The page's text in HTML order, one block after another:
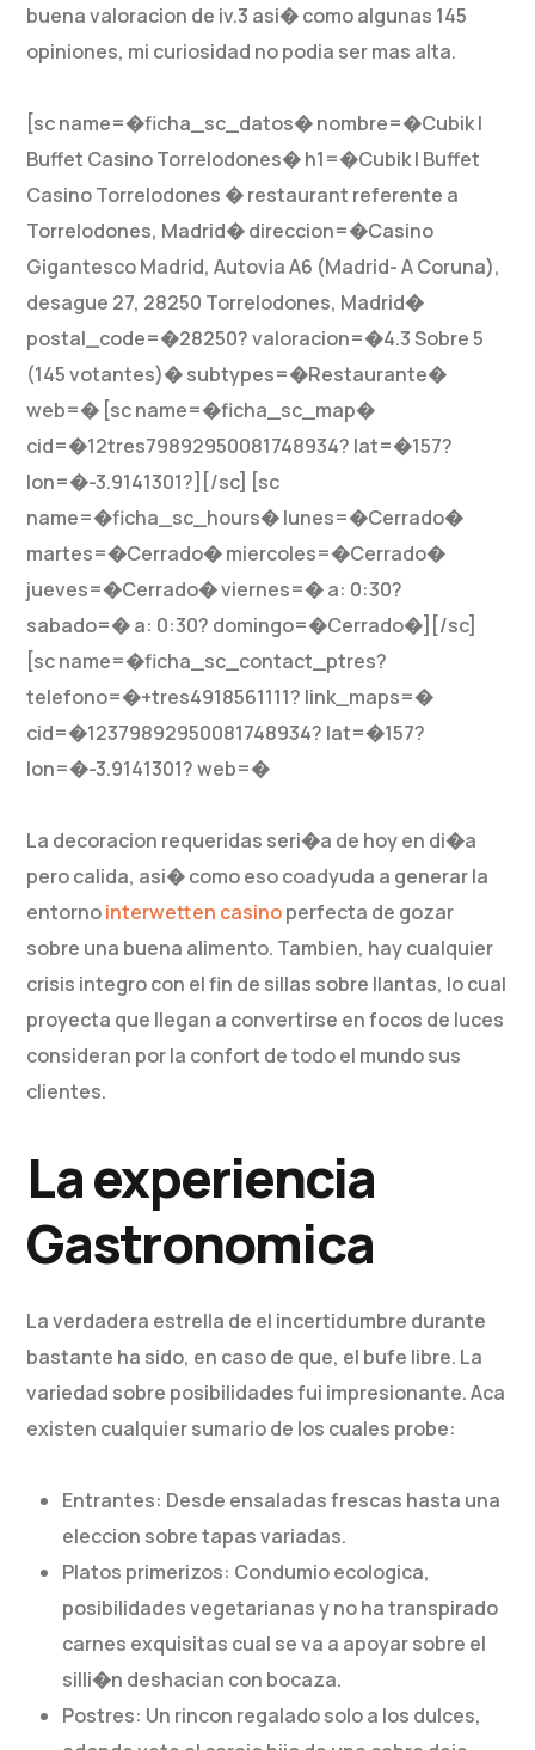
buena valoracion de iv.3 asi� como algunas 145
opiniones, mi curiosidad no podia ser mas alta.
[sc name=�ficha_sc_datos� nombre=�Cubik |
Buffet Casino Torrelodones� h1=�Cubik | Buffet
Casino Torrelodones � restaurant referente a
Torrelodones, Madrid� direccion=�Casino
Gigantesco Madrid, Autovia A6 (Madrid- A Coruna),
desague 27, 28250 Torrelodones, Madrid�
postal_code=�28250? valoracion=�4.3 Sobre 5
(145 votantes)� subtypes=�Restaurante�
web=� [sc name=�ficha_sc_map�
cid=�12tres79892950081748934? lat=�157?
lon=�-3.9141301?][/sc] [sc
name=�ficha_sc_hours� lunes=�Cerrado�
martes=�Cerrado� miercoles=�Cerrado�
jueves=�Cerrado� viernes=� a: 0:30?
sabado=� a: 0:30? domingo=�Cerrado�][/sc]
[sc name=�ficha_sc_contact_ptres?
telefono=�+tres4918561111? link_maps=�
cid=�12379892950081748934? lat=�157?
lon=�-3.9141301? web=�
La decoracion requeridas seri�a de hoy en di�a
pero calida, asi� como eso coadyuda a generar la
entornointerwetten casinoperfecta de gozar
sobre una buena alimento. Tambien, hay cualquier
crisis integro con el fin de sillas sobre llantas, lo cual
proyecta que llegan a convertirse en focos de luces
consideran por la confort de todo el mundo sus
clientes.
La experiencia
Gastronomica
La verdadera estrella de el incertidumbre durante
bastante ha sido, en caso de que, el bufe libre. La
variedad sobre posibilidades fui impresionante. Aca
existen cualquier sumario de los cuales probe:
Entrantes: Desde ensaladas frescas hasta una
eleccion sobre tapas variadas.
Platos primerizos: Condumio ecologica,
posibilidades vegetarianas y no ha transpirado
carnes exquisitas cual se va a apoyar sobre el
silli�n deshacian con bocaza.
Postres: Un rincon regalado solo a los dulces,